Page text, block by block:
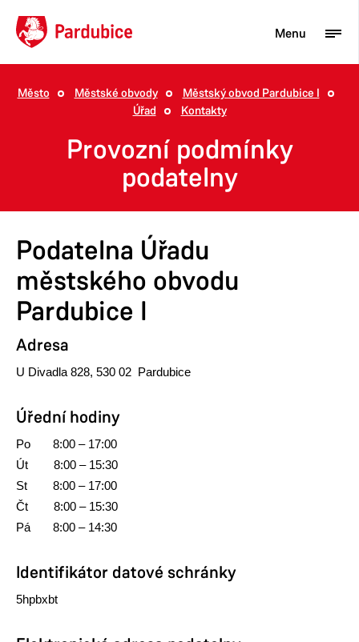
Turista
Aktuality
Občan
Podnikatel
Město
Město Městské obvody
Městský obvod Pardubice I
Úřad
Kontakty
Provozní podmínky
podatelny
Podatelna Úřadu
městského obvodu
Pardubice I
Adresa
U Divadla 828, 530 02 Pardubice
Úřední hodiny
Po 8:00 – 17:00
Út 8:00 – 15:30
St 8:00 – 17:00
Čt 8:00 – 15:30
Pá 8:00 – 14:30
Identifikátor datové schránky
5hpbxbt
Menu